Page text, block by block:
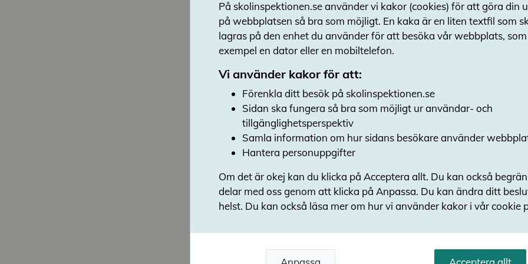
möjlighet till. För att eleverna ska kunna
kunskaper behöver undervisningen ske
och återkomma under skolgången.
Elevhälsans kompetens
arbetet
På många skolor används elevhälsan inte i
samlevnadsundervisningen. En av fem
elevhälsan inte används i planering av
genomförandet av lektioner eller som stöd i
Bara hälften av eleverna
Ett tydligt mönster i vår granskning är att
sällan involveras i planering, genomförande
samlevnadsundervisning kräver elevernas
På skolinspektionen.se använder vi kakor (cookies) för att göra din
på webbplatsen så bra som möjligt. En kaka är en liten textfil som
lagras på den enhet du använder för att besöka vår webbplats,
exempel en dator eller en mobiltelefon.
Vi använder kakor för att:
Förenkla ditt besök på skolinspektionen.se
Sidan ska fungera så bra som möjligt ur användar- och
tillgänglighetsperspektiv
Samla information om hur sidans besökare använder
Hantera personuppgifter
Om det är okej kan du klicka på Acceptera allt. Du kan också
delar med oss genom att klicka på Anpassa. Du kan ändra ditt
helst. Du kan också läsa mer om hur vi använder kakor i vår cookie